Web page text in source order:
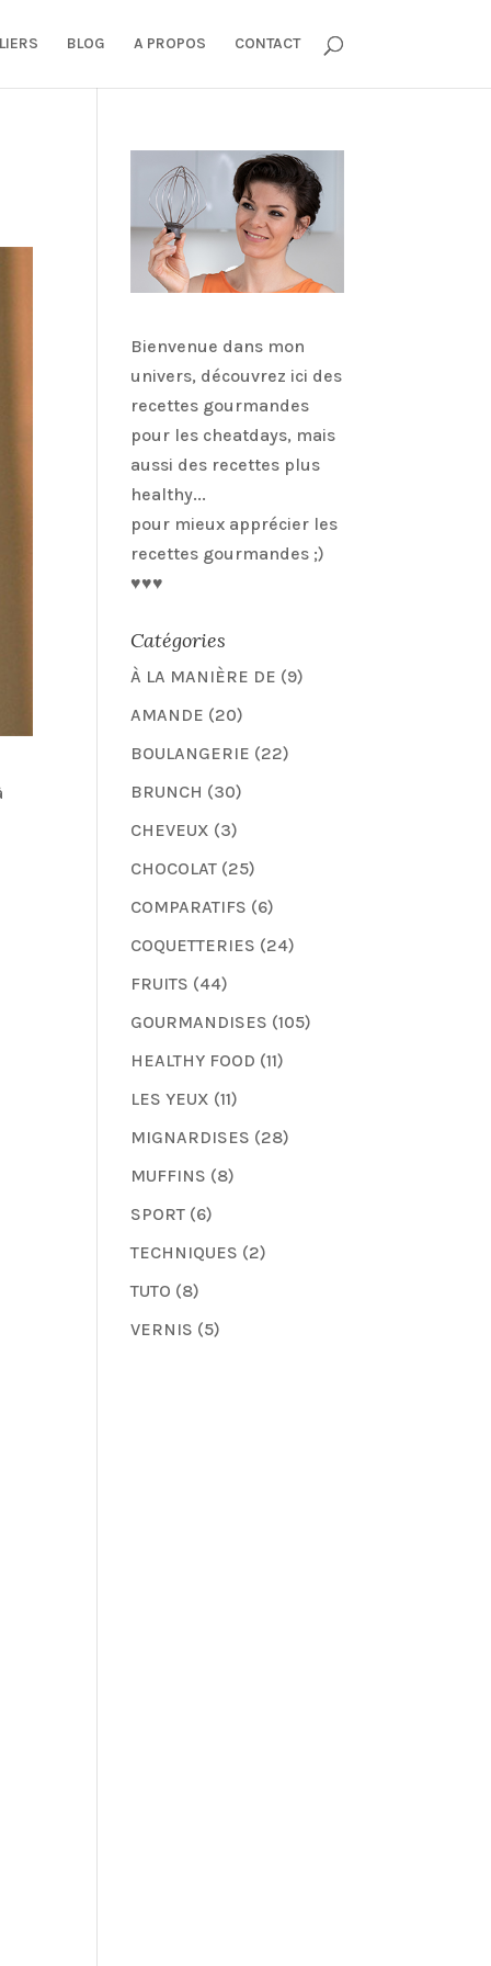
BLOG A PROPOS CONTACT
Bienvenue dans mon
univers, découvrez ici des
recettes gourmandes
pour les cheatdays, mais
aussi des recettes plus
healthy...
pour mieux apprécier les
recettes gourmandes ;)
♥♥♥
Catégories
À LA MANIÈRE DE (9)
AMANDE (20)
BOULANGERIE (22)
BRUNCH (30)
CHEVEUX (3)
CHOCOLAT (25)
COMPARATIFS (6)
COQUETTERIES (24)
FRUITS (44)
GOURMANDISES (105)
HEALTHY FOOD (11)
LES YEUX (11)
MIGNARDISES (28)
MUFFINS (8)
SPORT (6)
TECHNIQUES (2)
TUTO (8)
VERNIS (5)